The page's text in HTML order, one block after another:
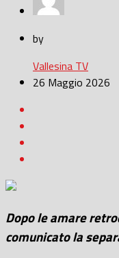
by
Vallesina TV
26 Maggio 2026
Dopo le amare
comunicato la